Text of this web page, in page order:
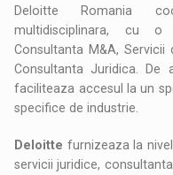
Deloitte Romania
multidisciplinara, cu
Consultanta M&A, Servicii
Consultanta Juridica. De
faciliteaza accesul la un
specifice de industrie.
Deloitte furnizeaza la
servicii juridice,